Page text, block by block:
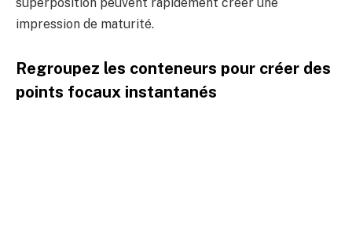
impression de maturité.
Regroupez les conteneurs pour créer des
points focaux instantanés